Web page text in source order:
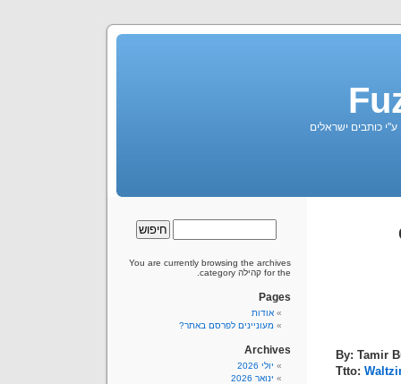
ע"י כותבים ישראלים
By: Tamir
Ttto:
You are currently browsing the archives
for the קהילה category.
Pages
אודות
מעוניינים לפרסם באתר?
Archives
יולי 2026
ינואר 2026